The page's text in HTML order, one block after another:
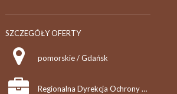
SZCZEGÓŁY OFERTY
pomorskie / Gdańsk
Regionalna Dyrekcja Ochrony Środowiska w Gdańsku